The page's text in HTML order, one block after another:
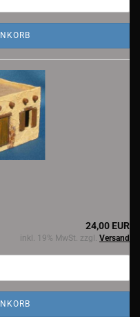
24,00 EUR
inkl. 19% MwSt. zzgl. Versand